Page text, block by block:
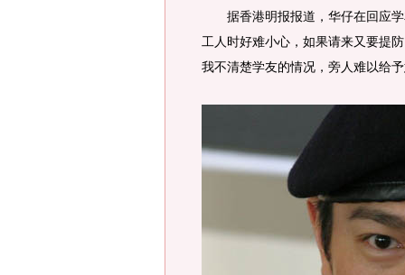
据香港明报报道，华仔在回应学
工人时好难小心，如果请来又要提
我不清楚学友的情况，旁人难以给